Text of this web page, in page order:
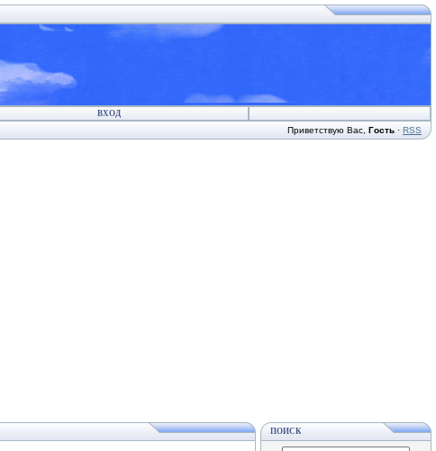
ВХОД
Приветствую Вас Гость · RSS
ПОИСК